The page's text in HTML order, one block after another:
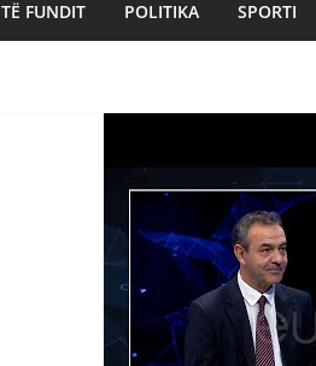
TË FUNDIT POLITIKA SPORTI